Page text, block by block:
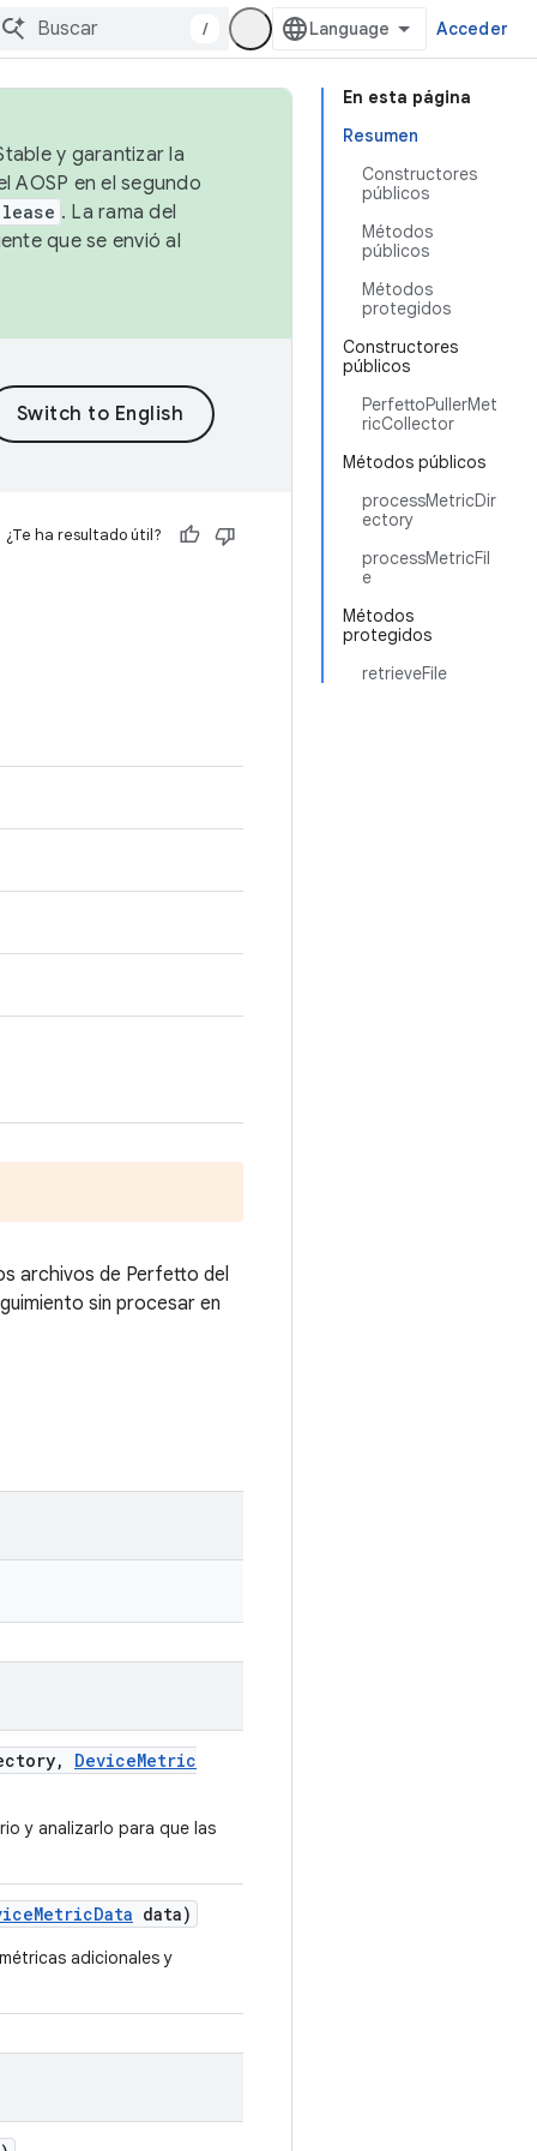
/ Acceder
En esta página
Resumen
Constructores
públicos
Métodos
públicos
Métodos
protegidos
Constructores
públicos
PerfettoPullerMet
ricCollector
Métodos públicos
processMetricDir
ectory
processMetricFil
e
Métodos
protegidos
retrieveFile
y garantizar la
AOSP en el segundo
. La rama del
que se envió al
¿Te ha resultado útil?
archivos de Perfetto del
sin procesar en
, DeviceMetric
y analizarlo para que las
MetricData data)
adicionales y